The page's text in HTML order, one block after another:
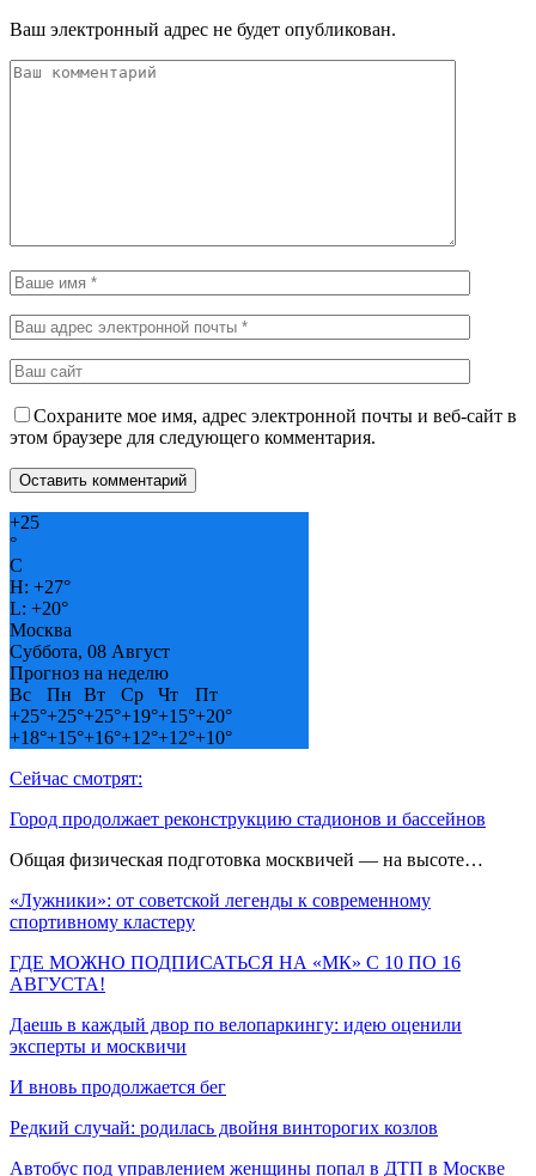
Ваш электронный адрес не будет опубликован.
Сохраните мое имя, адрес электронной почты и веб-сайт в
этом браузере для следующего комментария.
+25
°
C
H: +27°
L: +20°
Москва
Суббота, 08 Август
Прогноз на неделю
Вс
Пн Вт Ср Чт
Пт
+25°+25°+25°+19°+15°+20°
+18°+15°+16°+12°+12°+10°
Сейчас смотрят:
Город продолжает реконструкцию стадионов и бассейнов
Общая физическая подготовка москвичей — на высоте…
«Лужники»: от советской легенды к современному
спортивному кластеру
ГДЕ МОЖНО ПОДПИСАТЬСЯ НА «МК» С 10 ПО 16
АВГУСТА!
Даешь в каждый двор по велопаркингу: идею оценили
эксперты и москвичи
И вновь продолжается бег
Редкий случай: родилась двойня винторогих козлов
Автобус под управлением женщины попал в ДТП в Москве